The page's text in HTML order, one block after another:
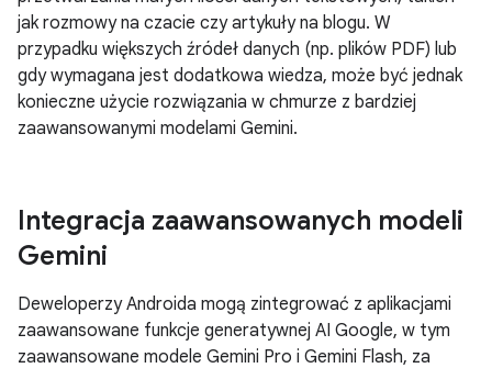
jak rozmowy na czacie czy artykuły na blogu. W
przypadku większych źródeł danych (np. plików PDF) lub
gdy wymagana jest dodatkowa wiedza, może być jednak
konieczne użycie rozwiązania w chmurze z bardziej
zaawansowanymi modelami Gemini.
Integracja zaawansowanych modeli
Gemini
Deweloperzy Androida mogą zintegrować z aplikacjami
zaawansowane funkcje generatywnej AI Google, w tym
zaawansowane modele Gemini Pro i Gemini Flash, za